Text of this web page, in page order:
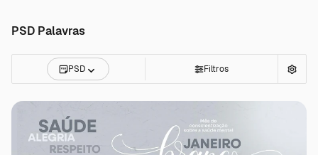
PSD Palavras
PSD Filtros